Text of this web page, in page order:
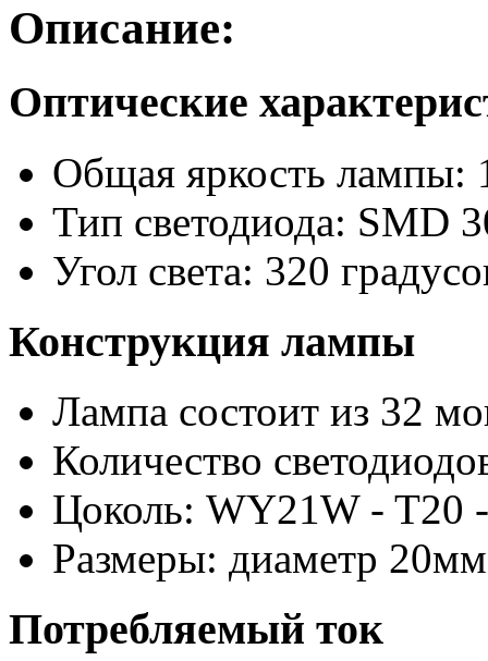
Описание:
Оптические
Общая яркость лампы:
Тип светодиода: SMD
Угол света: 320
Конструкция лампы
Лампа состоит из 32
Количество
Цоколь: WY21W - T20
Размеры: диаметр
Потребляемый ток